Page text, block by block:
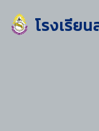
โรงเรียน